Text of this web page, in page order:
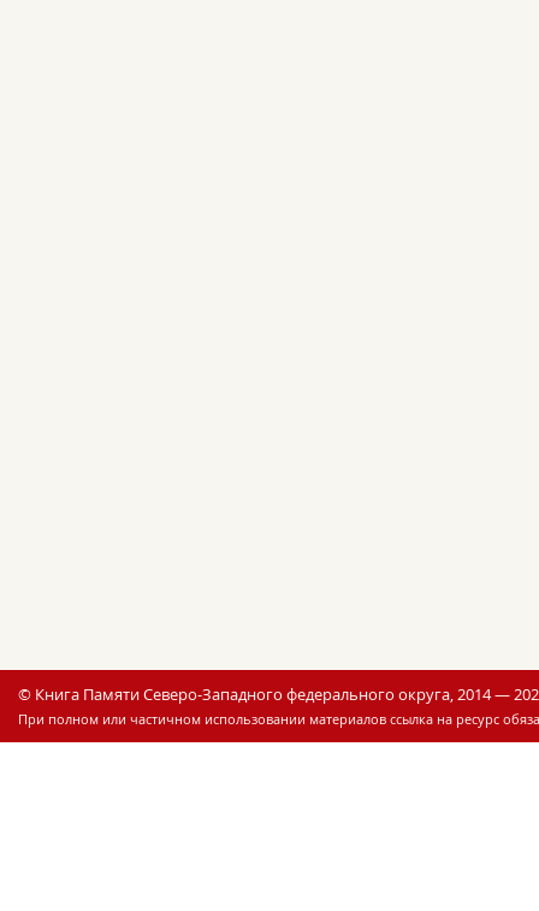
© Книга Памяти Северо-Западного федерального округа, 2014 —
При полном или частичном использовании материалов ссылка на ресурс